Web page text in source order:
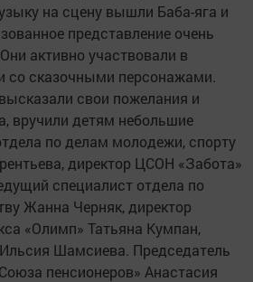
на сцену вышли Баба-яга и
представление очень
активно участвовали в
со сказочными персонажами.
свои пожелания и
вручили детям небольшие
по делам молодежи, спорту
директор ЦСОН «Забота»
специалист отдела по
Жанна Черняк, директор
«Олимп» Татьяна Кумпан,
Шамсиева. Председатель
пенсионеров» Анастасия